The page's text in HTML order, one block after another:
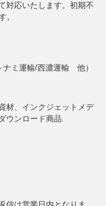
対応いたします。初期不
。
ナミ運輸/西濃運輸 他）
材、インクジェットメデ
ウンロード商品